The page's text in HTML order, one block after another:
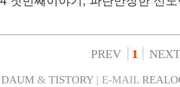
PREV 1 NEXT
DAUM& TISTORY| E-MAIL